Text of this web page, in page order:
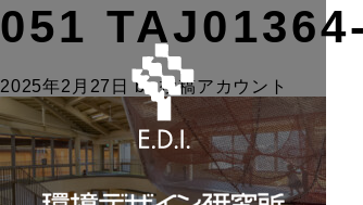
051
2025年2月27日 by投稿アカウント